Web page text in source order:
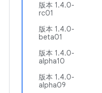
版本 1.4.0-
rc01
版本 1.4.0-
beta01
版本 1.4.0-
alpha10
版本 1.4.0-
alpha09